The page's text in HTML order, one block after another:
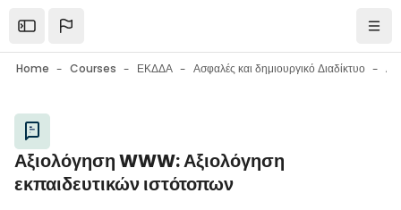
Open the sidebar
Home Courses ΕΚΔΔΑ Ασφαλές και δημιουργικό Διαδίκτυο
Blocks
Αξιολόγηση WWW: Αξιολόγηση
εκπαιδευτικών ιστότοπων